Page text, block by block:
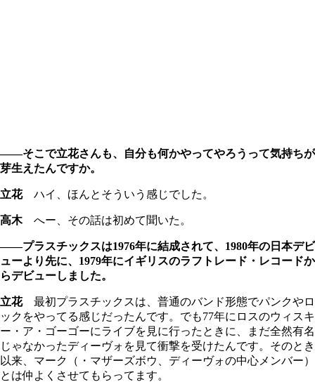
――そこで立花さんも、自分も何かやってやろうって気持ちが
芽生えたんですか。
立花ハイ、ほんとそういう感じでした。
高木へー、その話は初めて聞いた。
――プラスチックスは1976年に結成されて、1980年の日本デビ
ューより先に、1979年にイギリスのラフトレード・レコードか
らデビューしました。
立花最初プラスチックスは、普通のバンド形態でパンクやロ
ックをやってる感じだったんです。でも77年にロスのウィスキ
ー・ア・ゴーゴーにライブを見に行ったときに、まだ全然有名
じゃなかったディーヴォを見て衝撃を受けたんです。そのとき
以来、マーク（・マザーズボウ、ディーヴォの中心メンバー）
とは仲よくさせてもらってます。